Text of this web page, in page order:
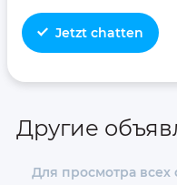
Jetzt chatten
Другие
Для просмотра